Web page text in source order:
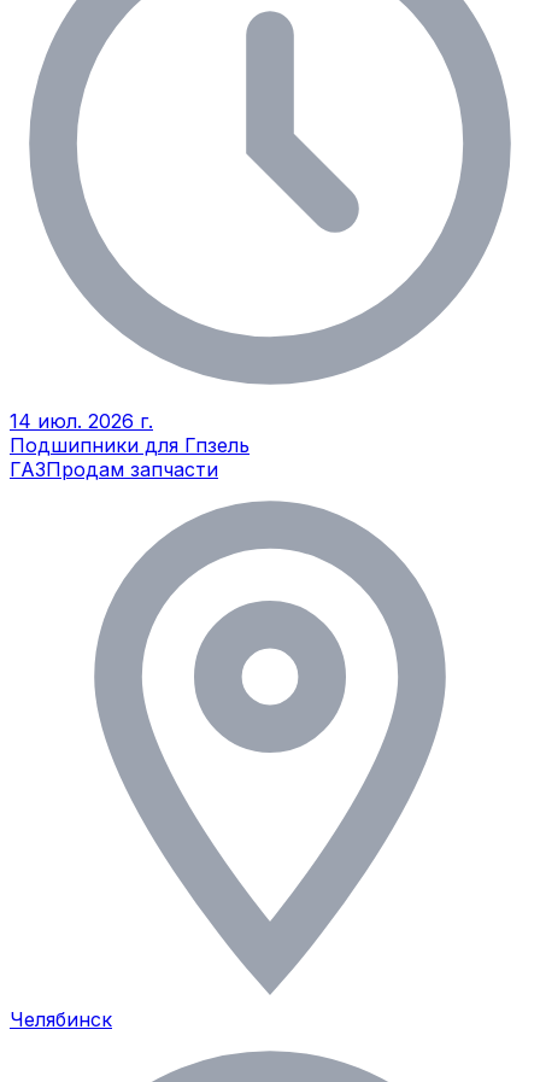
14 июл. 2026 г.
Подшипники для Гпзель
ГАЗПродам запчасти
Челябинск